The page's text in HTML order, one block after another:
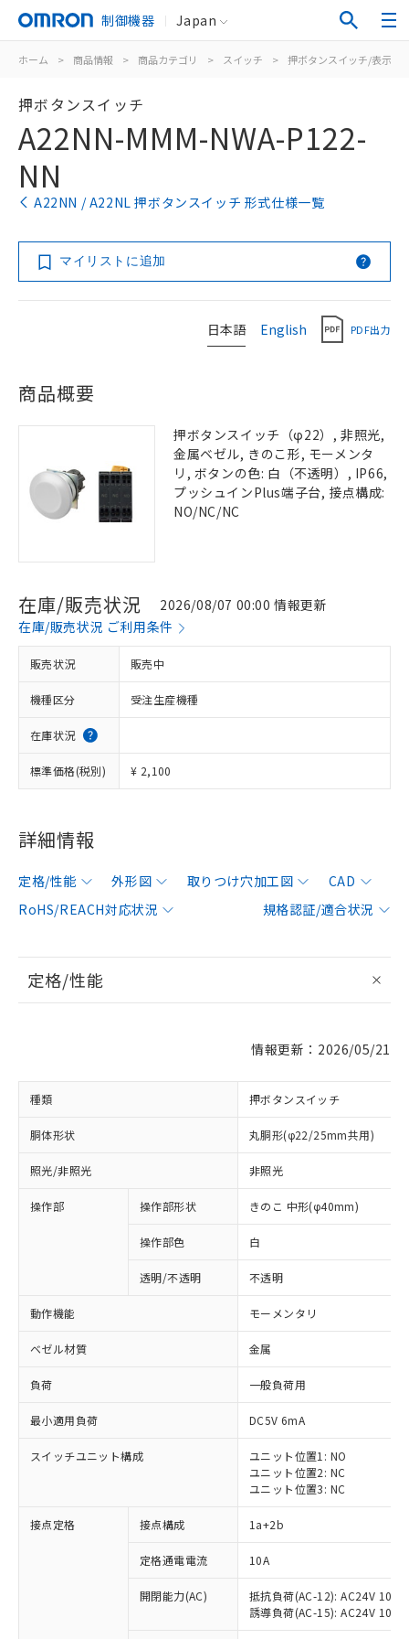
制御機器 Japan
ホーム > 商品情報 > 商品カテゴリ > スイッチ > 押ボタンスイッチ/表示灯
押ボタンスイッチ
A22NN-MMM-NWA-P122-
NN
A22NN / A22NL 押ボタンスイッチ 形式仕様一覧
マイリストに追加
日本語 English PDF出力
商品概要
押ボタンスイッチ（φ22）, 非照光,
金属ベゼル, きのこ形, モーメンタ
リ, ボタンの色: 白（不透明）, IP66,
プッシュインPlus端子台, 接点構成:
NO/NC/NC
在庫/販売状況
2026/08/07 00:00 情報更新
在庫/販売状況 ご利用条件
販売状況 販売中
機種区分 受注生産機種
在庫状況
標準価格(税別) ¥ 2,100
詳細情報
定格/性能 外形図 取りつけ穴加工図
CAD
RoHS/REACH対応状況
規格認証/適合状況
定格/性能
情報更新：2026/05/21
種類 押ボタンスイッチ
胴体形状 丸胴形(φ22/25mm共用)
照光/非照光 非照光
操作部 操作部形状 きのこ 中形(φ40mm)
操作部色 白
透明/不透明 不透明
動作機能 モーメンタリ
ベゼル材質 金属
負荷 一般負荷用
最小適用負荷 DC5V 6mA
スイッチユニット構成
ユニット位置1: NO
ユニット位置2: NC
ユニット位置3: NC
接点定格 接点構成 1a+2b
定格通電電流 10A
開閉能力(AC)
抵抗負荷(AC-12): AC24V 10A/
誘導負荷(AC-15): AC24V
※1 対応状況
対応済み：EU RoHS指令（10物質）の
非含有に対応した製品が提供可能な商品で
対応予定：EU RoHS指令（10物質）の非含